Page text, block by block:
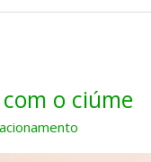
o ciúme